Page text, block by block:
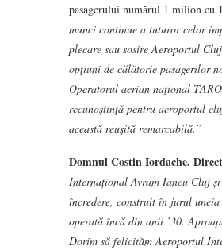
pasagerului numărul 1 milion cu
munci continue a tuturor celor
plecare sau sosire Aeroportul
opțiuni de călătorie pasagerilor
Operatorul aerian naţional
recunoştinţă pentru aeroportul
această reuşită remarcabilă.”
Domnul Costin Iordache,
Internațional Avram Iancu Cluj
încredere, construit în jurul
operată încă din anii ’30.
Dorim să felicităm Aeroportul